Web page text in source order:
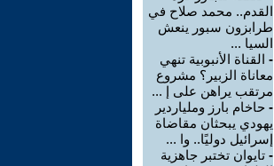
القدم.. محمد صلاح في
طرابزون سبور ينعش
السيا ...
- القناة الأنبوبية تنهي
معاناة الزبير؟ مشروع
مرتقب يراهن على إ ...
- حاخام بارز وملياردير
يهودي يبحثان مقاضاة
إسرائيل دوليًا.. وا ...
- تايوان تختبر جاهزية